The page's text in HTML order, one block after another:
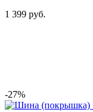
1 399 руб.
-27%